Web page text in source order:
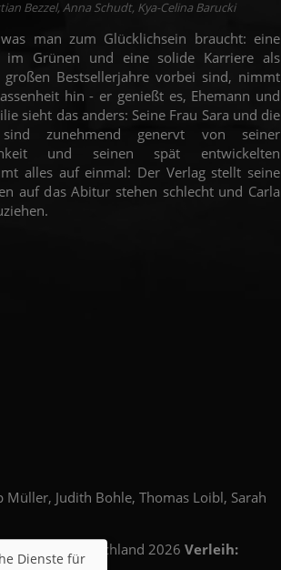
Bezzel, Anna Schudt, Kya-Celina Barucki
man zum Glücklichsein braucht: eine
im Grünen und eine solide Karriere als
Bestsellerjahre vorbei sind, nimmt
hin - er genießt es, Ehemann und
sieht das anders: Seine Frau Sara und die
zunehmend genervt von seiner
und seinen spät entwickelten
alles auf einmal: Der Verlag stellt seine
auf das Abitur stehen schlecht und Carla
Müller, Judith Bohle, Thomas Loibl, Sarah
Land: Deutschland 2026 Verleih:
Dienste für